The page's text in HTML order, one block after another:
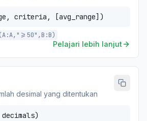
criteria, [avg_range])
Pelajari lebih lanjut
desimal yang ditentukan
decimals)